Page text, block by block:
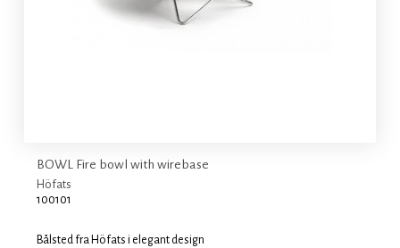
BOWL Fire bowl with wirebase
Höfats
100101
Bålsted fra Höfats i elegant design